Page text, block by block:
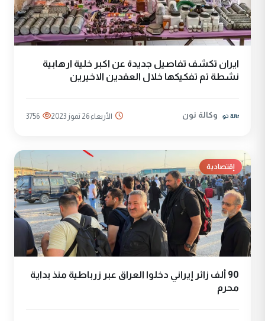
ايران تكشف تفاصيل جديدة عن اكبر خلية ارهابية
نشطة تم تفكيكها خلال العقدين الاخيرين
وكالة نون الأربعاء 26 تموز 2023 3756
إقتصادية
90 ألف زائر إيراني دخلوا العراق عبر زرباطية منذ بداية
محرم